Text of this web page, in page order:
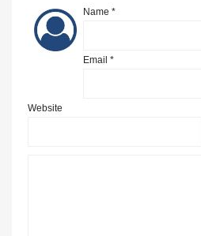
Name *
Email *
Website